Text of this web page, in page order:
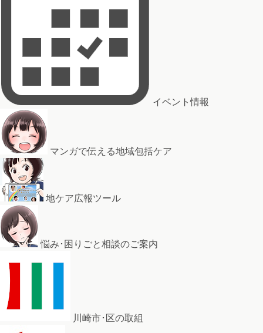
イベント情報
マンガで伝える地域包括ケア
地ケア広報ツール
悩み･困りごと相談のご案内
川崎市･区の取組